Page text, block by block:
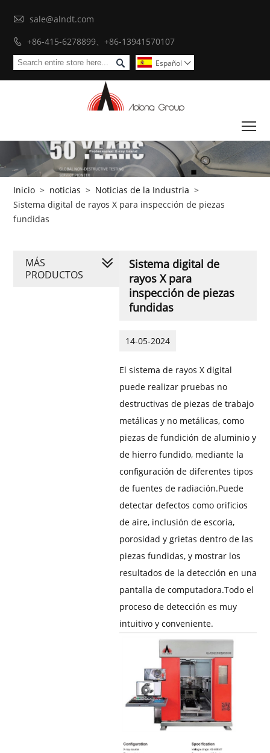
 sale@alndt.com
 +86-415-6278899、+86-13941570107
 Español 
Inicio > noticias > Noticias de la Industria >
Sistema digital de rayos X para inspección de piezas
fundidas
Sistema digital de
rayos X para
inspección de piezas
fundidas
14-05-2024
El sistema de rayos X digital
puede realizar pruebas no
destructivas de piezas de trabajo
metálicas y no metálicas, como
piezas de fundición de aluminio y
de hierro fundido, mediante la
configuración de diferentes tipos
de fuentes de radiación.Puede
detectar defectos como orificios
de aire, inclusión de escoria,
porosidad y grietas dentro de las
piezas fundidas, y mostrar los
resultados de la detección en una
pantalla de computadora.Todo el
proceso de detección es muy
intuitivo y conveniente.
MÁS
PRODUCTOS